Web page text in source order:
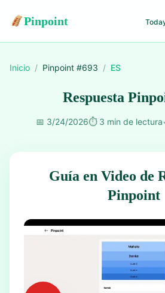
Pinpoint
Inicio / Pinpoint #693 / ES
Respuesta
📅 3/24/2026⏱️ 3 min de lectura
Guía en Video de
Pinpoint